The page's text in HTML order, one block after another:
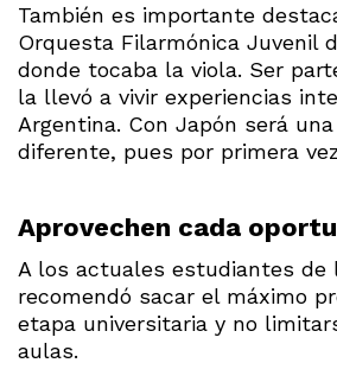
También es importante
Orquesta Filarmónica Juvenil
donde tocaba la viola. Ser
la llevó a vivir experiencias
Argentina. Con Japón será
diferente, pues por primera
Aprovechen cada
A los actuales estudiantes de
recomendó sacar el máximo
etapa universitaria y no
aulas.